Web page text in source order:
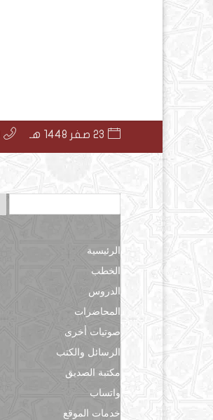
23 صفر 1448 هـ
الرئيسية
الخطب
الدروس
المحاضرات
صوتيات أخرى
الرسائل والكتب
مكتبة الصديق
واتساب
خدمات الموقع